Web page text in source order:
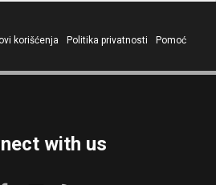
korišćenja Politika privatnosti
Pomoć
with us